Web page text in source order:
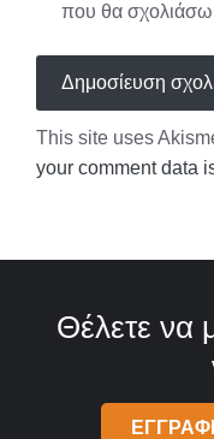
που θα
This site uses
your comment data
Θέλετε να